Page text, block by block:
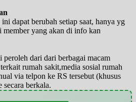
ini dapat berubah setiap saat, hanya yg
member yang akan di info kan
dari dari berbagai macam
rumah sakit,media sosial rumah
via telpon ke RS tersebut (khusus
berkala.